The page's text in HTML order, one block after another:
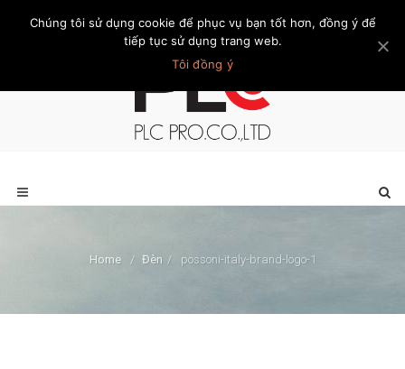
Trang chủ Giới thiệu Khách hàng Liên hệ Thành viên
Home / Đèn / possoni-italy-brand-logo-1
Chúng tôi sử dụng cookie để phục vụ bạn tốt hơn, đồng ý để
tiếp tục sử dụng trang web.
Tôi đồng ý